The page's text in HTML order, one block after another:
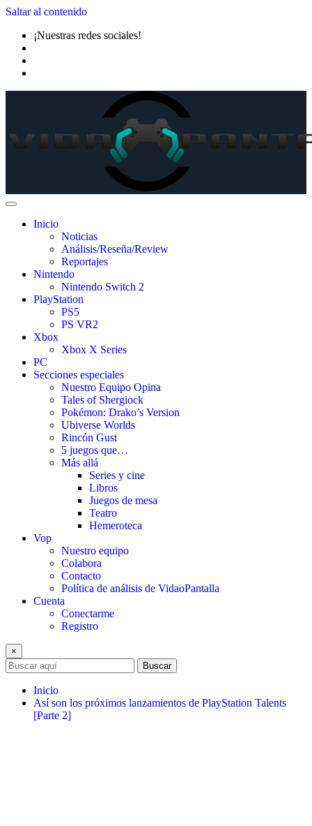
Saltar al contenido
¡Nuestras redes sociales!
Inicio
Noticias
Análisis/Reseña/Review
Reportajes
Nintendo
Nintendo Switch 2
PlayStation
PS5
PS VR2
Xbox
Xbox X Series
PC
Secciones especiales
Nuestro Equipo Opina
Tales of Shergiock
Pokémon: Drako’s Version
Ubiverse Worlds
Rincón Gust
5 juegos que…
Más allá
Series y cine
Libros
Juegos de mesa
Teatro
Hemeroteca
Vop
Nuestro equipo
Colabora
Contacto
Política de análisis de VidaoPantalla
Cuenta
Conectarme
Registro
×
Buscar
Inicio
Así son los próximos lanzamientos de PlayStation Talents
[Parte 2]